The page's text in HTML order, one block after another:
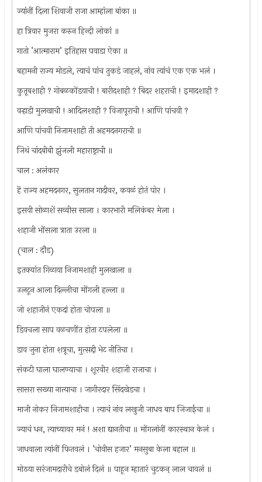
ज्यांनीं दिला शिवाजी राजा आम्हांला बांका ॥
हा त्रिवार मुजरा करुन हिन्दी लोकां ॥
गातो ’आत्माराम’ इतिहास पवाडा ऐका ॥
बहामनी राज्य मोडले, त्याचं पांच तुकडं जाहलं, नांव त्यांचं एक एक भलं ।
कुतूबशाही ? गोबळकोंडयाची ! बारीदशाही ? बिदर शहराची ! इमादशाही ?
वर्‍हाडी मुलखाची ! आदिलशाही ? विजापूराची ! आणि पांचवी ?
आणि पांचवी निजामशाही ती अहमदनगराची ॥
जिथं चांदबीबी झुंजली महाराष्ट्राची ॥
चाल : अलंकार
हें राज्य अहमदनगर, सुलतान गादीवर, कवळं होतं पोर ।
इसवी सोळाशें सव्वीस साला । कारभारी मलिकंबर मेला ।
शहाजी भोंसला त्राता उरला ॥
(चाल : दौड)
इतक्यांत गिळाया निजामशाही मुलखाला ॥
उलटून आला दिल्लीचा मोंगली हल्ला ॥
जो शहाजीनं एकदां होता चोपला ॥
डिवचला साप वळचणींत होता टपलेला ॥
डाव जुना होता शत्रूचा, मुत्सद्दी भेट नीतिचा ।
संकटी घाला घालण्याचा । शूरवीर शहाजी राजाचा ।
सासरा सख्या नात्याचा । जागीरदार सिंदखेडचा ।
माजी नोकर निजामशाहीचा । त्याचं नांव लखुजी जाधव बाप जिजाईचा ॥
ज्याचं धन, त्याच्यावर मनं ! अशा द्यानतीचा ॥ मोंगलांनीं कारस्थान केलं ।
जाधवाला त्यांनीं फितवलं । ’चोवीस हजार’ मनसुबा केला बहाल ॥
मोठया सरंजामदारीचे डबोलं दिलं ॥ पाहून म्हातारं चुटकन्‌ लाल चावलं ॥